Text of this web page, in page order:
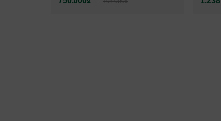
798.000₫